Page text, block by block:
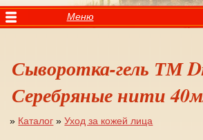
Меню
Сыворотка-гель ТМ
Серебряные нити
» Каталог »Уход за кожей лица